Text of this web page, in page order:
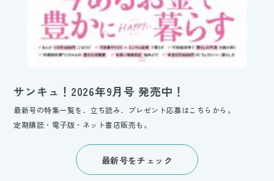
サンキュ！2026年9月号 発売中！
最新号の特集一覧を、立ち読み、プレゼント応募はこちらから。
定期購読・電子版・ネット書店販売も。
最新号をチェック